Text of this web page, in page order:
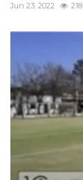
Jun 23, 2022 218